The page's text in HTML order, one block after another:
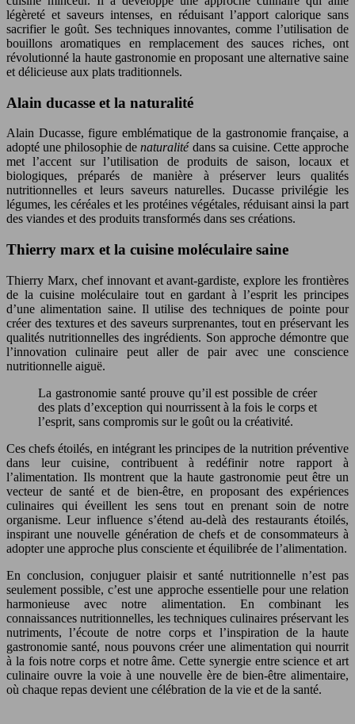
légèreté et saveurs intenses, en réduisant l’apport calorique sans
sacrifier le goût. Ses techniques innovantes, comme l’utilisation de
bouillons aromatiques en remplacement des sauces riches, ont
révolutionné la haute gastronomie en proposant une alternative saine
et délicieuse aux plats traditionnels.
Alain ducasse et la naturalité
Alain Ducasse, figure emblématique de la gastronomie française, a
adopté une philosophie denaturalité dans sa cuisine. Cette approche
met l’accent sur l’utilisation de produits de saison, locaux et
biologiques, préparés de manière à préserver leurs qualités
nutritionnelles et leurs saveurs naturelles. Ducasse privilégie les
légumes, les céréales et les protéines végétales, réduisant ainsi la part
des viandes et des produits transformés dans ses créations.
Thierry marx et la cuisine moléculaire saine
Thierry Marx, chef innovant et avant-gardiste, explore les frontières
de la cuisine moléculaire tout en gardant à l’esprit les principes
d’une alimentation saine. Il utilise des techniques de pointe pour
créer des textures et des saveurs surprenantes, tout en préservant les
qualités nutritionnelles des ingrédients. Son approche démontre que
l’innovation culinaire peut aller de pair avec une conscience
nutritionnelle aiguë.
La gastronomie santé prouve qu’il est possible de créer
des plats d’exception qui nourrissent à la fois le corps et
l’esprit, sans compromis sur le goût ou la créativité.
Ces chefs étoilés, en intégrant les principes de la nutrition préventive
dans leur cuisine, contribuent à redéfinir notre rapport à
l’alimentation. Ils montrent que la haute gastronomie peut être un
vecteur de santé et de bien-être, en proposant des expériences
culinaires qui éveillent les sens tout en prenant soin de notre
organisme. Leur influence s’étend au-delà des restaurants étoilés,
inspirant une nouvelle génération de chefs et de consommateurs à
adopter une approche plus consciente et équilibrée de l’alimentation.
En conclusion, conjuguer plaisir et santé nutritionnelle n’est pas
seulement possible, c’est une approche essentielle pour une relation
harmonieuse avec notre alimentation. En combinant les
connaissances nutritionnelles, les techniques culinaires préservant les
nutriments, l’écoute de notre corps et l’inspiration de la haute
gastronomie santé, nous pouvons créer une alimentation qui nourrit
à la fois notre corps et notre âme. Cette synergie entre science et art
culinaire ouvre la voie à une nouvelle ère de bien-être alimentaire,
où chaque repas devient une célébration de la vie et de la santé.